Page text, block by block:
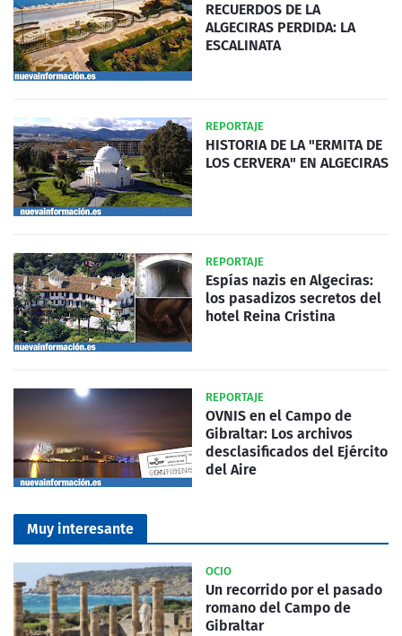
RECUERDOS DE LA
ALGECIRAS PERDIDA: LA
ESCALINATA
REPORTAJE
HISTORIA DE LA "ERMITA DE
LOS CERVERA" EN ALGECIRAS
REPORTAJE
Espías nazis en Algeciras:
los pasadizos secretos del
hotel Reina Cristina
REPORTAJE
OVNIS en el Campo de
Gibraltar: Los archivos
desclasificados del Ejército
del Aire
Muy interesante
OCIO
Un recorrido por el pasado
romano del Campo de
Gibraltar